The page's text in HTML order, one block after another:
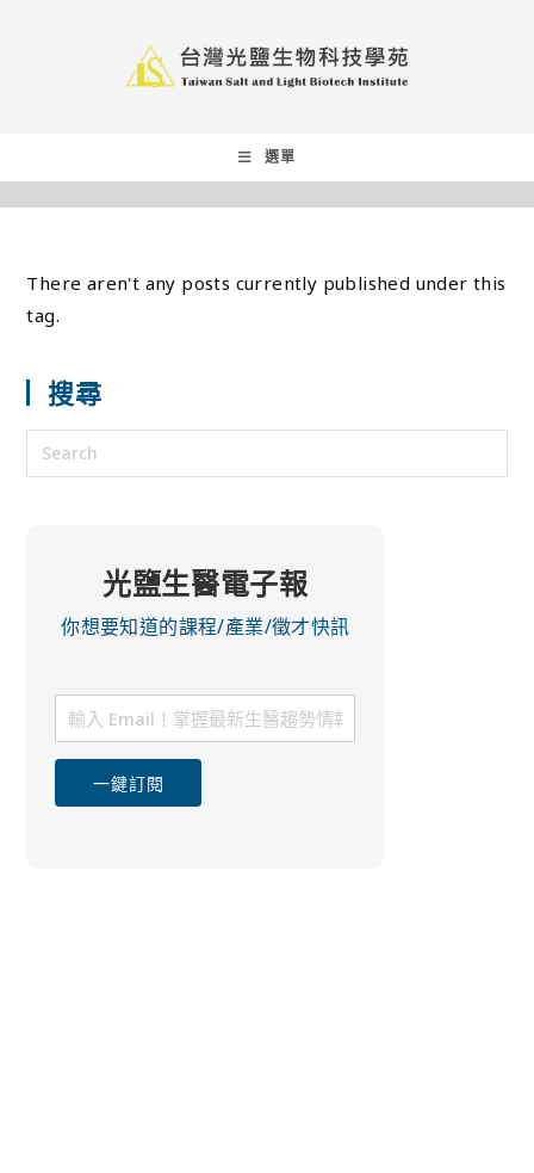
選單
There aren't any posts currently published under this
tag.
搜尋
光鹽生醫電子報
你想要知道的課程/產業/徵才快訊
一鍵訂閱